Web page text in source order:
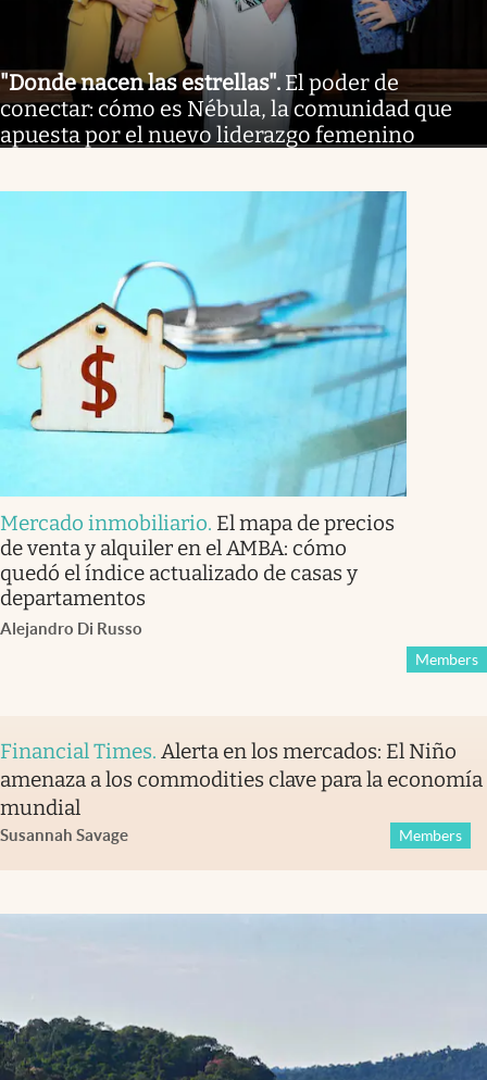
"Donde nacen las estrellas". El poder de
conectar: cómo es Nébula, la comunidad que
apuesta por el nuevo liderazgo femenino
Mercado inmobiliario. El mapa de precios
de venta y alquiler en el AMBA: cómo
quedó el índice actualizado de casas y
departamentos
Alejandro Di Russo
Members
Financial Times. Alerta en los mercados: El Niño
amenaza a los commodities clave para la economía
mundial
Susannah Savage Members